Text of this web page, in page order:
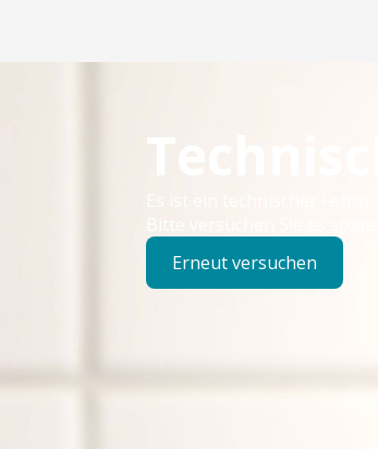
Es ist ein technischer
Bitte versuchen Sie es
Erneut versuchen